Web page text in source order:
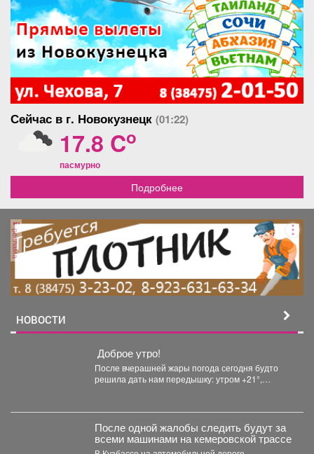
Сейчас в г. Новокузнецк (01:22)
17.8 Co
пасмурно
Подробнее
реклама
НОВОСТИ
Доброе утро!
После вчерашней жары погода сегодня будто
решила дать нам передышку: утром +21°,
После одной жалобы следить будут за
всеми машинами на кемеровской трассе